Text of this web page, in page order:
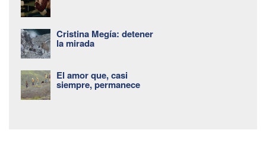
Cristina Megía: detener
la mirada
El amor que, casi
siempre, permanece